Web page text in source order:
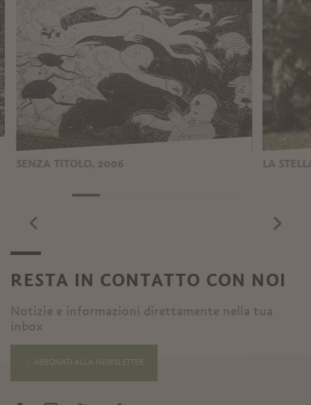
SENZA TITOLO, 2006 LA
RESTA IN CONTATTO CON NOI
Notizie e informazioni direttamente nella tua
inbox
ABBONATI ALLA NEWSLETTER